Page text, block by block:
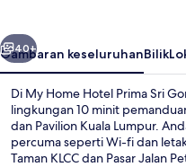
Gombak
Seterusnya
40+
Gambaran keseluruhanBilik
Di My Home Hotel Prima Sri
lingkungan 10 minit
dan Pavilion Kuala Lumpur.
percuma seperti Wi-fi dan
Taman KLCC dan Pasar Jalan